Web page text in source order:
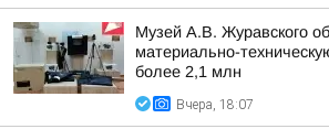
Музей А.В. Журавского
материально-
более 2,1 млн
Вчера, 18:07